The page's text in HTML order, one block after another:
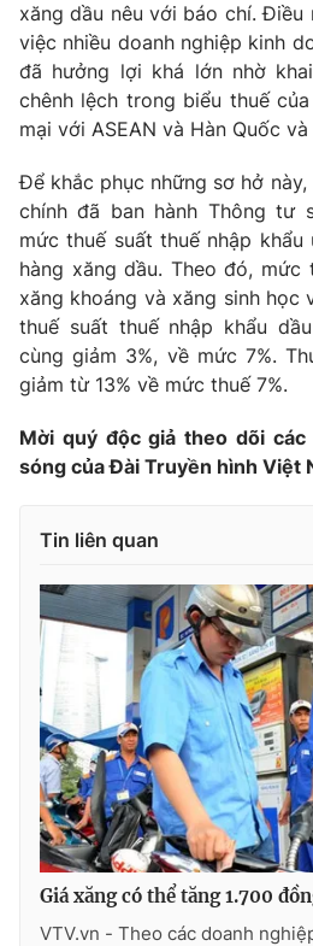
VTV Money VTV
VTV Sức khoẻ Bất
Thị trường 24h Tấm
VTV4
VTV9 VTV8
Liên hệ tòa soạn
Theo dõi báo trên
Cơ quan chủ quản:
Đài Truyền hình
Cơ quan báo chí:Thời báo VTV
Giấy phép hoạt động báo in và báo
cấp ngày 29/12/2023
Tổng Biên tập:Vũ Thanh Thủy
Phó Tổng Biên tập:Nguyễn Thị Mỹ
Nguyễn Trọng Ninh
Tổng đài VTV:024.38 355 931 -
xăng dầu nêu với báo chí. Điều
việc nhiều doanh nghiệp kinh
đã hưởng lợi khá lớn nhờ
chênh lệch trong biểu thuế
mại với ASEAN và Hàn Quốc
Để khắc phục những sơ hở này,
chính đã ban hành Thông tư
mức thuế suất thuế nhập
hàng xăng dầu. Theo đó,
xăng khoáng và xăng sinh học
thuế suất thuế nhập khẩu
cùng giảm 3%, về mức 7%.
giảm từ 13% về mức thuế 7%.
Mời quý độc giả theo dõi
sóng của Đài Truyền hình Việt
Tin liên quan
Giá xăng có thể tăng 1.700
VTV.vn - Theo các doanh